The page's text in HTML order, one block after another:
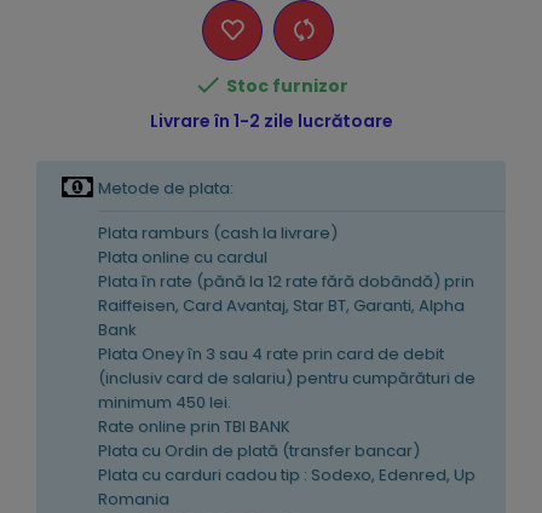
 Stoc furnizor
Livrare în 1-2 zile lucrătoare
Metode de plata:
Plata ramburs (cash la livrare)
Plata online cu cardul
Plata în rate (pănă la 12 rate fără dobândă) prin
Raiffeisen, Card Avantaj, Star BT, Garanti, Alpha
Bank
Plata Oney în 3 sau 4 rate prin card de debit
(inclusiv card de salariu) pentru cumpărături de
minimum 450 lei.
Rate online prin TBI BANK
Plata cu Ordin de plată (transfer bancar)
Plata cu carduri cadou tip : Sodexo, Edenred, Up
Romania